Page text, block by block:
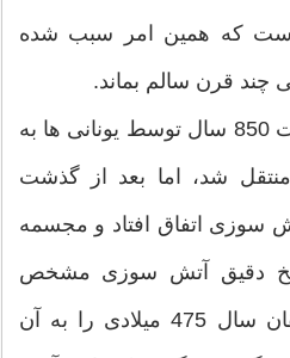
که همین امر سبب شده
قرن سالم بماند.
تندیس زئوس بعد از گذشت 850 سال توسط یونانی ها به
شد، اما بعد از گذشت
سوزی اتفاق افتاد و مجسمه
دقیق آتش سوزی مشخص
نیست اما برخی از محققان سال 475 میلادی را به آن